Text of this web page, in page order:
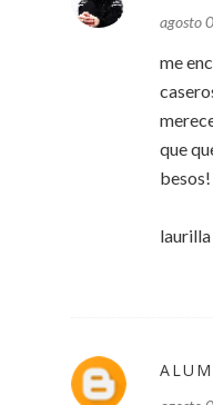
agosto
me
que
besos!